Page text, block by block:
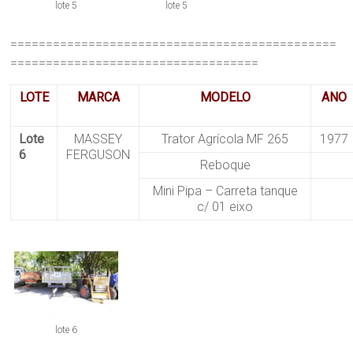
lote 5 lote 5
==============================================
===================================
LOTE MARCA MODELO ANO
Lote
6
MASSEY
FERGUSON
Trator Agrícola MF 265
1977
Reboque
Mini Pipa – Carreta tanque
c/ 01 eixo
lote 6